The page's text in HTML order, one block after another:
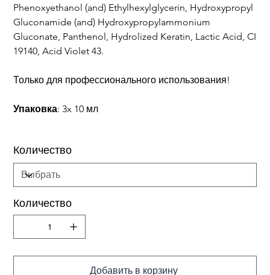
Phenoxyethanol (and) Ethylhexylglycerin, Hydroxypropyl
Gluconamide (and) Hydroxypropylammonium
Gluconate, Panthenol, Hydrolized Keratin, Lactic Acid, CI
19140, Acid Violet 43.
Только для профессионального использования!
Упаковка: 3x 10 мл
Количество
Количество
Добавить в корзину